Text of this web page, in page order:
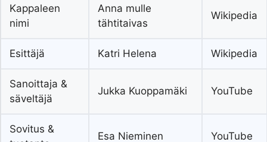
Kappaleen
nimi
Anna mulle
tähtitaivas
Wikipedia
Esittäjä Katri Helena Wikipedia
Sanoittaja &
säveltäjä
Jukka Kuoppamäki YouTube
Sovitus &
Esa Nieminen YouTube